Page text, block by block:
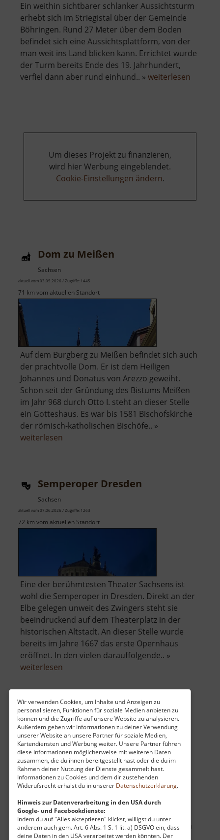
Wir verwenden Cookies, um Inhalte und Anzeigen zu
personalisieren, Funktionen für soziale Medien anbieten zu
können und die Zugriffe auf unsere Website zu analysieren.
Außerdem geben wir Informationen zu deiner Verwendung
unserer Website an unsere Partner für soziale Medien,
Kartendiensten und Werbung weiter. Unsere Partner führen
diese Informationen möglicherweise mit weiteren Daten
zusammen, die du ihnen bereitgestellt hast oder die du im
Rahmen deiner Nutzung der Dienste gesammelt hast.
Informationen zu Cookies und dem dir zustehenden
Widerufsrecht erhälst du in unserer Datenschutzerklärung.
Hinweis zur Datenverarbeitung in den USA durch
Google- und Facebookdienste:
Indem du auf "Alles akzeptieren" klickst, willigst du unter
anderem auch gem. Art. 6 Abs. 1 S. 1 lit. a) DSGVO ein, dass
deine Daten in den USA verarbeitet werden könnten. Der
Ein weithin sichtbarer schlanker Aussichtsturm
erhebt sich im Striegistal über der Gemeinde
Böhringen. Rund 27 Meter über dem Boden
befindet sich eine Aussichtsplattform, von der
man weit ins Land blicken kann. Errichtet wurde
der Turm bereits Ende des 19. Jahrhundert,
verfiel dann aber rund einhund.. » weiterlesen
Um dieses Projekt zu finanzieren,
wird hier Werbung eingeblendet.
Cookie-Einstellungen ändern.
Dom zu Meißen
Sachsen
aktuell vom 03.05.2026 / Zugriffe: 1445
71 km vom aktuellen Standort
Auf dem Burgberg zu Meißen befindet sich auch
der prachtvolle Dom. Er ist dem Heiligen
Johannes und Donatus von Arezzo geweiht.
Schon seit der Gründung des Bistums Meißen
im Jahr 968 durch Otto I. steht an dieser Stelle
ein Gotteshaus. Es war bis 1581 Bischofskirche
der römisch-katholischen Bischöfe.. »
weiterlesen
Semperoper Dresden
Sachsen
aktuell vom 07.06.2026 / Zugriffe: 1263
72 km vom aktuellen Standort
Eine der berühmtesten Theater Sachsens ist
wohl die Semperoper in Dresden. Direkt an der
Elbe gelegen unweit des Zwingers steht sie
beeindruckend auf dem Theaterplatz in der
historischen Altstadt. An dieser Stelle wurde
bereits im Jahre 1667 das erste Opernhaus
eröffnet. In den vielen darauffolgende.. »
weiterlesen
Dresden
Stadttheater Chomutov
Böhmisches Erzgebirge
34 km vom aktuellen Standort
Direkt neben dem Stadtpark Chomutov steht
das beeindruckende Gebäude des städtischen
Theaters. Erbaut wurde es Anfang des 20.